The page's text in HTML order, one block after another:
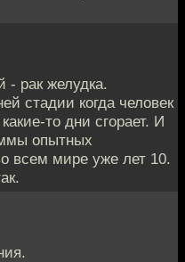
рак желудка.
стадии когда человек
то дни сгорает. И
опытных
всем мире уже лет 10.